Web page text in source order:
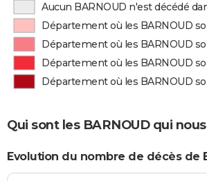
Aucun BARNOUD n'est décédé
Département où les BARNOUD
Département où les BARNOUD
Département où les BARNOUD
Département où les BARNOUD
Qui sont les BARNOUD qui
Evolution du nombre de décès de